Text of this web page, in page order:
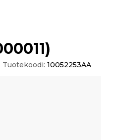
Tuotekoodi: 10052253AA